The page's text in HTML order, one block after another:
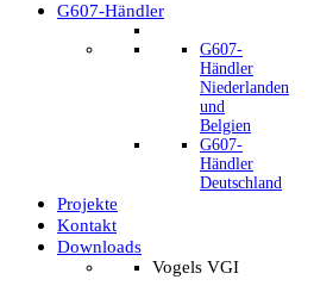
G607-Händler
G607-
Händler
Niederlanden
und
Belgien
G607-
Händler
Deutschland
Projekte
Kontakt
Downloads
Vogels VGI